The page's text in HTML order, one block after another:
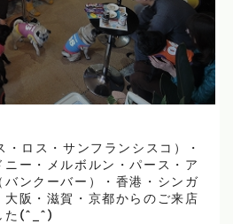
ロス・サンフランシスコ）・
ー・メルボルン・パース・ア
ンクーバー）・香港・シンガ
阪・滋賀・京都からのご来店
た(^_^)